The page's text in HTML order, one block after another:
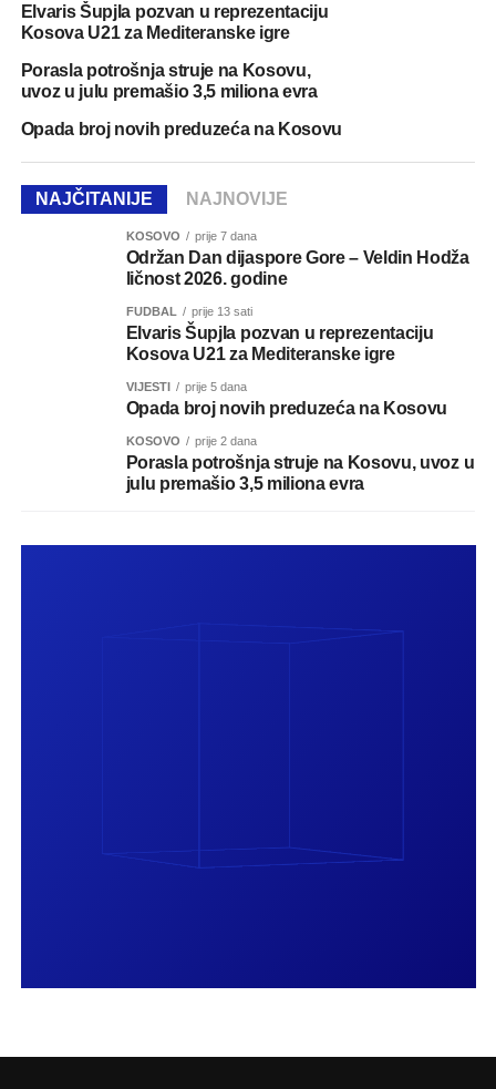
Elvaris Šupjla pozvan u reprezentaciju
Kosova U21 za Mediteranske igre
Porasla potrošnja struje na Kosovu,
uvoz u julu premašio 3,5 miliona evra
Opada broj novih preduzeća na Kosovu
NAJČITANIJE NAJNOVIJE
KOSOVO prije 7 dana
Održan Dan dijaspore Gore – Veldin Hodža
ličnost 2026. godine
FUDBAL prije 13 sati
Elvaris Šupjla pozvan u reprezentaciju
Kosova U21 za Mediteranske igre
VIJESTI prije 5 dana
Opada broj novih preduzeća na Kosovu
KOSOVO prije 2 dana
Porasla potrošnja struje na Kosovu, uvoz u
julu premašio 3,5 miliona evra